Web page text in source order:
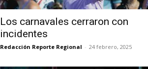
Los carnavales cerraron con
incidentes
Redacción Reporte Regional - 24 febrero, 2025